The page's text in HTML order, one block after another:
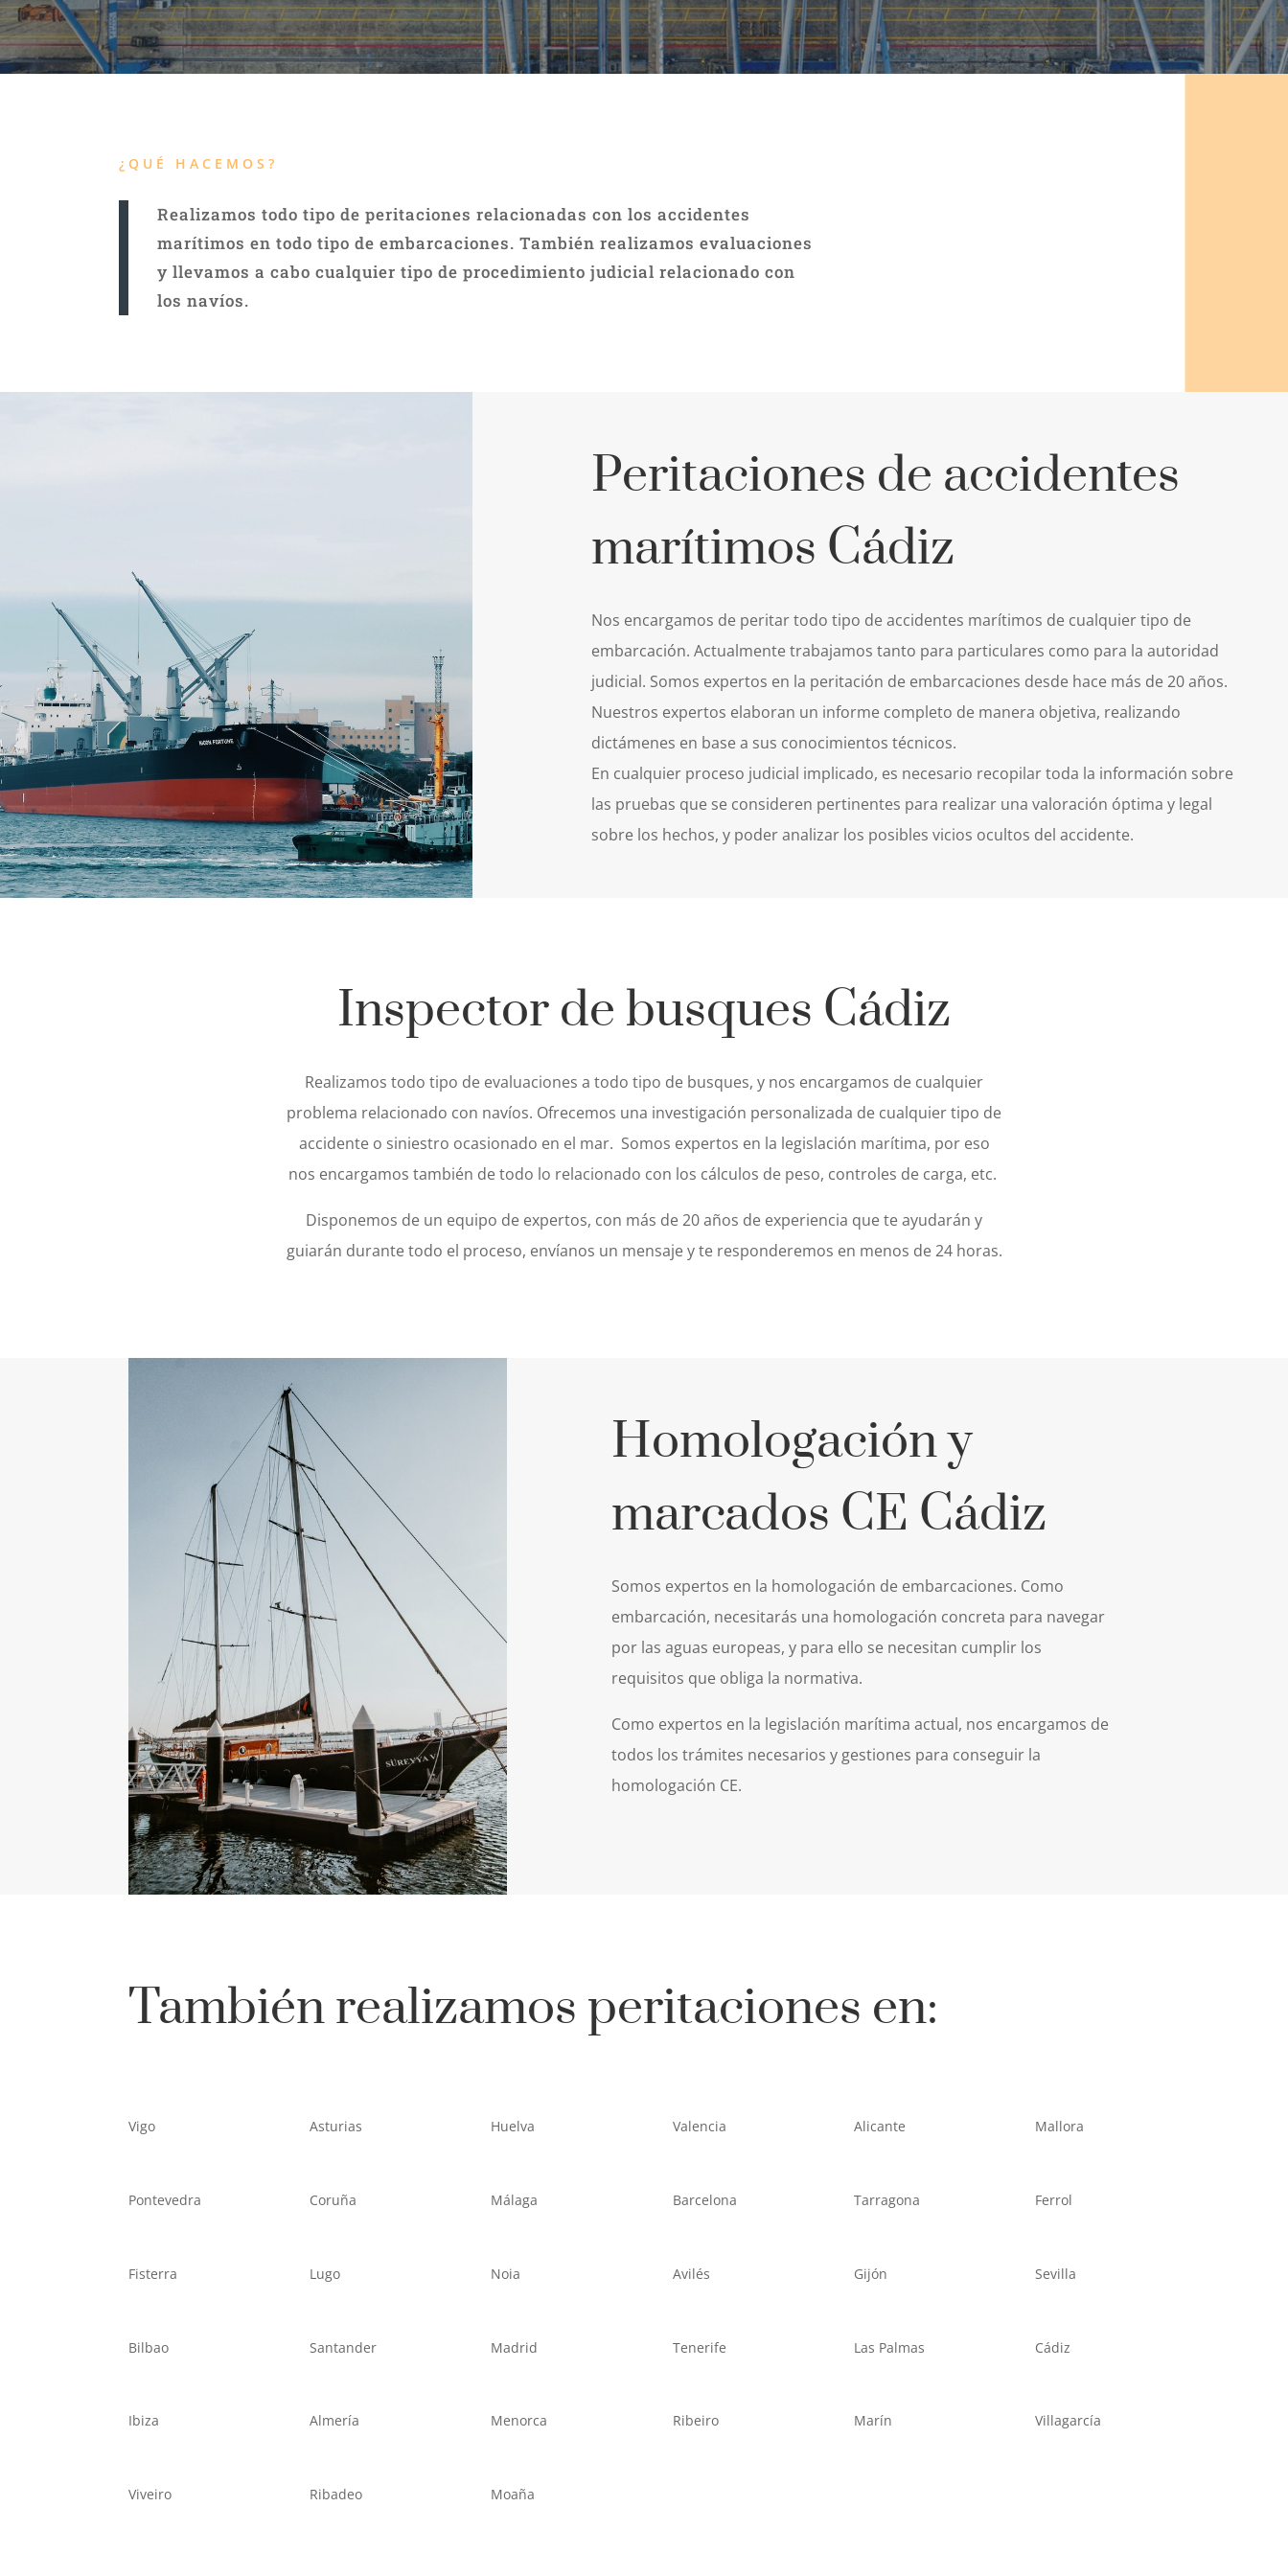
¿QUÉ HACEMOS?
Realizamos todo tipo de peritaciones relacionadas con los accidentes
marítimos en todo tipo de embarcaciones. También realizamos evaluaciones
y llevamos a cabo cualquier tipo de procedimiento judicial relacionado con
los navíos.
Peritaciones de accidentes
marítimos Cádiz
Nos encargamos de peritar todo tipo de accidentes marítimos de cualquier tipo de
embarcación. Actualmente trabajamos tanto para particulares como para la autoridad
judicial. Somos expertos en la peritación de embarcaciones desde hace más de 20 años.
Nuestros expertos elaboran un informe completo de manera objetiva, realizando
dictámenes en base a sus conocimientos técnicos.
En cualquier proceso judicial implicado, es necesario recopilar toda la información sobre
las pruebas que se consideren pertinentes para realizar una valoración óptima y legal
sobre los hechos, y poder analizar los posibles vicios ocultos del accidente.
Inspector de busques Cádiz
Realizamos todo tipo de evaluaciones a todo tipo de busques, y nos encargamos de cualquier
problema relacionado con navíos. Ofrecemos una investigación personalizada de cualquier tipo de
accidente o siniestro ocasionado en el mar. Somos expertos en la legislación marítima, por eso
nos encargamos también de todo lo relacionado con los cálculos de peso, controles de carga, etc.
Disponemos de un equipo de expertos, con más de 20 años de experiencia que te ayudarán y
guiarán durante todo el proceso, envíanos un mensaje y te responderemos en menos de 24 horas.
Homologación y
marcados CE Cádiz
Somos expertos en la homologación de embarcaciones. Como
embarcación, necesitarás una homologación concreta para navegar
por las aguas europeas, y para ello se necesitan cumplir los
requisitos que obliga la normativa.
Como expertos en la legislación marítima actual, nos encargamos de
todos los trámites necesarios y gestiones para conseguir la
homologación CE.
También realizamos peritaciones en:
Vigo Asturias Huelva Valencia Alicante Mallora
Pontevedra Coruña Málaga Barcelona Tarragona Ferrol
Fisterra Lugo Noia Avilés Gijón Sevilla
Bilbao Santander Madrid Tenerife Las Palmas Cádiz
Ibiza Almería Menorca Ribeiro Marín Villagarcía
Viveiro Ribadeo Moaña